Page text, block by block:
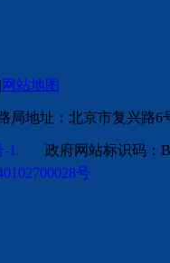
|网站地图
局地址：北京市复兴路6
1
政府网站标识码
号